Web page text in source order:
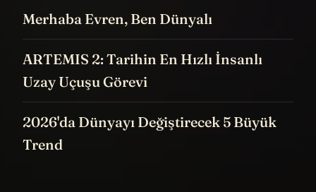
Merhaba Evren, Ben Dünyalı
ARTEMIS 2: Tarihin En Hızlı İnsanlı
Uzay Uçuşu Görevi
2026'da Dünyayı Değiştirecek 5 Büyük
Trend